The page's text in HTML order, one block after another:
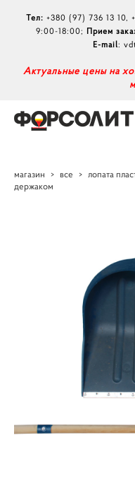
Тел: +380 (97) 736 13 10,
9:00-18:00; Прием
E-mail:
Актуальные цены на
магазин > все > лопата
держаком